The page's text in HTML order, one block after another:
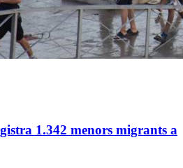
1.342 menors migrants a